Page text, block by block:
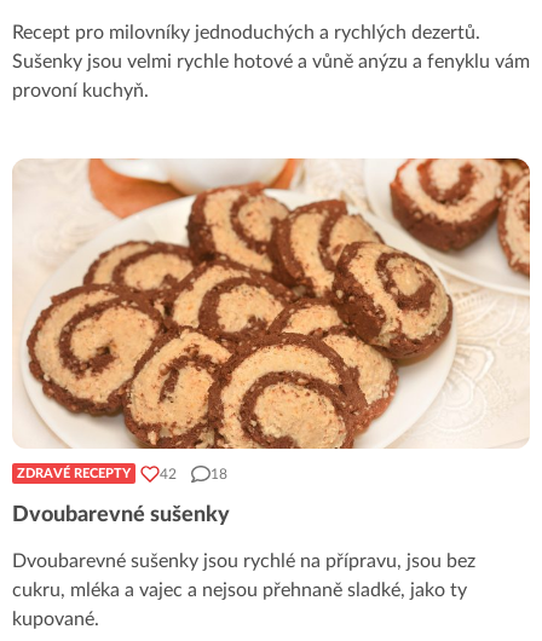
Recept pro milovníky jednoduchých a rychlých dezertů.
Sušenky jsou velmi rychle hotové a vůně anýzu a fenyklu vám
provoní kuchyň.
ZDRAVÉ RECEPTY 42 18
Dvoubarevné sušenky
Dvoubarevné sušenky jsou rychlé na přípravu, jsou bez
cukru, mléka a vajec a nejsou přehnaně sladké, jako ty
kupované.